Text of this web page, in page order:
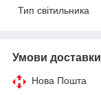
Тип світильника
Умови доставки
Нова Пошта